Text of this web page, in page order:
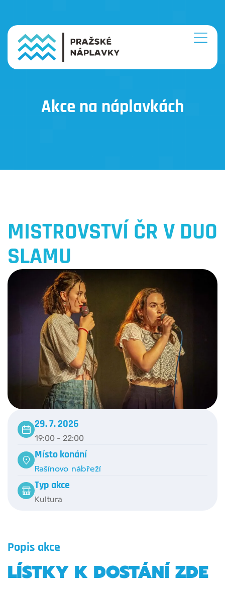
Akce na náplavkách
MISTROVSTVÍ ČR V DUO
SLAMU
29. 7. 2026
19:00 - 22:00
Místo konání
Rašínovo nábřeží
Typ akce
Kultura
Popis akce
LÍSTKY K DOSTÁNÍ ZDE